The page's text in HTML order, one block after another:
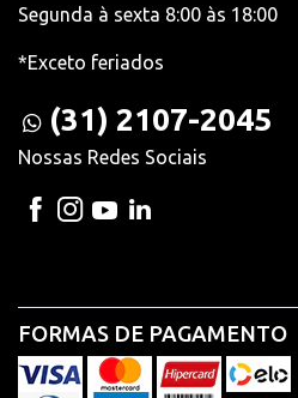
Segunda à sexta 8:00 às 18:00
*Exceto feriados
(31) 2107-2045
Nossas Redes Sociais
FORMAS DE PAGAMENTO